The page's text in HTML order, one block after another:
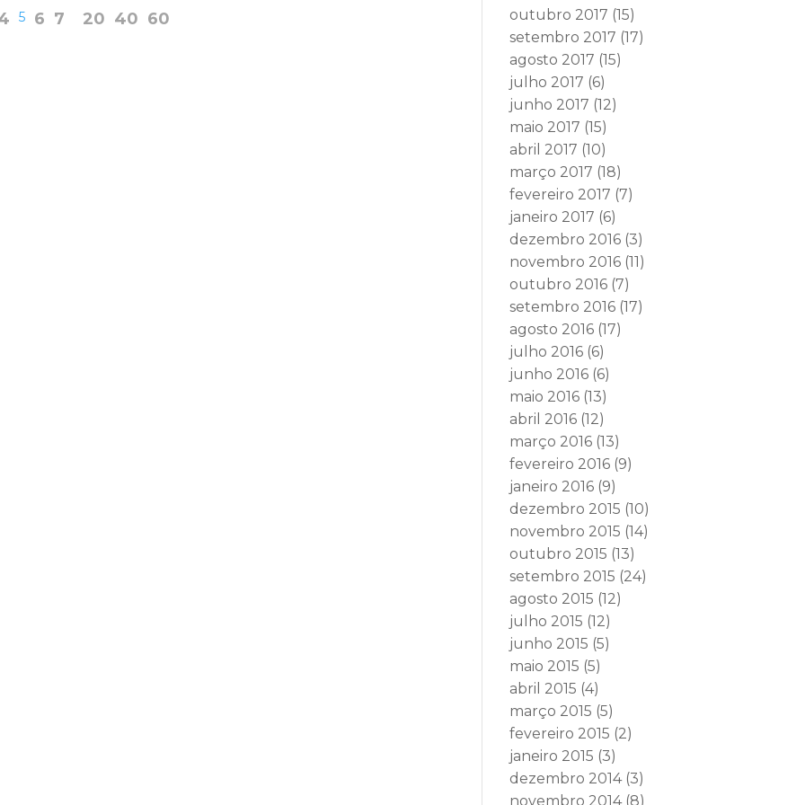
5 6 7 20 40 60
outubro 2017 (15)
setembro 2017 (17)
agosto 2017 (15)
julho 2017 (6)
junho 2017 (12)
maio 2017 (15)
abril 2017 (10)
março 2017 (18)
fevereiro 2017 (7)
janeiro 2017 (6)
dezembro 2016 (3)
novembro 2016 (11)
outubro 2016 (7)
setembro 2016 (17)
agosto 2016 (17)
julho 2016 (6)
junho 2016 (6)
maio 2016 (13)
abril 2016 (12)
março 2016 (13)
fevereiro 2016 (9)
janeiro 2016 (9)
dezembro 2015 (10)
novembro 2015 (14)
outubro 2015 (13)
setembro 2015 (24)
agosto 2015 (12)
julho 2015 (12)
junho 2015 (5)
maio 2015 (5)
abril 2015 (4)
março 2015 (5)
fevereiro 2015 (2)
janeiro 2015 (3)
dezembro 2014(3)
novembro 2014(8)